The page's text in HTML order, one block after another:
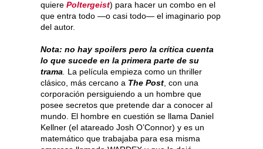
quiere Poltergeist) para hacer un combo en el
que entra todo —o casi todo— el imaginario pop
del autor.
Nota: no hay spoilers pero la crítica cuenta
lo que sucede en la primera parte de su
trama
La película empieza como un thriller
clásico, más cercano a The Post , con una
corporación persiguiendo a un hombre que
posee secretos que pretende dar a conocer al
mundo. El hombre en cuestión se llama Daniel
Kellner (el atareado Josh O’Connor) y es un
matemático que trabajaba para esa misma